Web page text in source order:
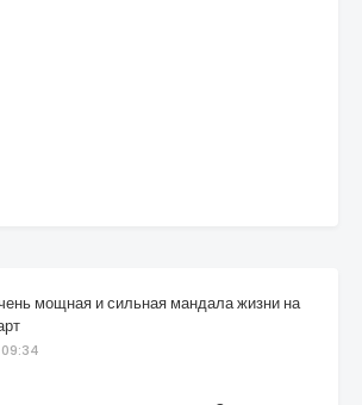
мощная и сильная мандала жизни на
09:34